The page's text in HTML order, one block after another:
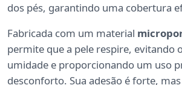
dos pés, garantindo uma cobertura
Fabricada com um material
permite que a pele respire, evitando
umidade e proporcionando um uso
desconforto. Sua adesão é forte,